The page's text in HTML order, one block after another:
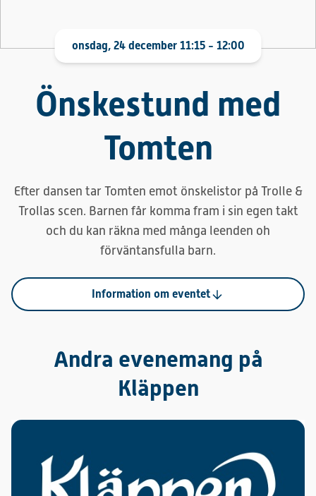
onsdag, 24 december 11:15 - 12:00
Önskestund med
Tomten
Efter dansen tar Tomten emot önskelistor på Trolle &
Trollas scen. Barnen får komma fram i sin egen takt
och du kan räkna med många leenden oh
förväntansfulla barn.
Information om eventet
Andra evenemang på
Kläppen